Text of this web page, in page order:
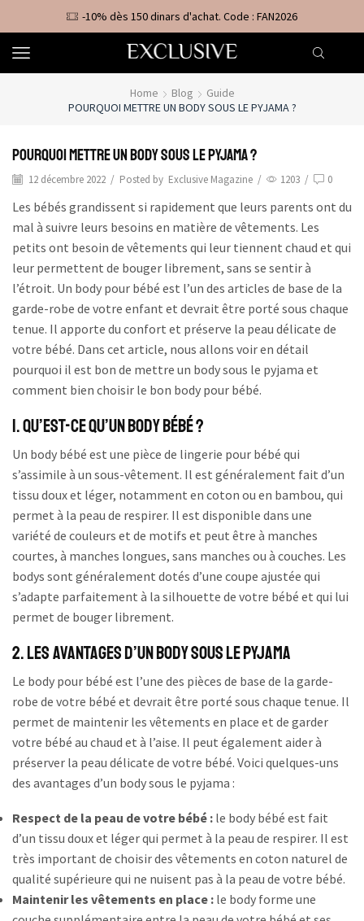
-10% dès 150 dinars d'achat. Code : FAN2026
Home Blog
Guide
POURQUOI METTRE UN BODY SOUS LE PYJAMA ?
Pourquoi mettre un body sous le pyjama ?
12 décembre 2022 / Posted by Exclusive Magazine / 1203 / 0
Les bébés grandissent si rapidement que leurs parents ont du
mal à suivre leurs besoins en matière de vêtements. Les
petits ont besoin de vêtements qui leur tiennent chaud et qui
leur permettent de bouger librement, sans se sentir à
l’étroit. Un body pour bébé est l’un des articles de base de la
garde-robe de votre enfant et devrait être porté sous chaque
tenue. Il apporte du confort et préserve la peau délicate de
votre bébé. Dans cet article, nous allons voir en détail
pourquoi il est bon de mettre un body sous le pyjama et
comment bien choisir le bon body pour bébé.
1. Qu’est-ce qu’un body bébé ?
Un body bébé est une pièce de lingerie pour bébé qui
s’assimile à un sous-vêtement. Il est généralement fait d’un
tissu doux et léger, notamment en coton ou en bambou, qui
permet à la peau de respirer. Il est disponible dans une
variété de couleurs et de motifs et peut être à manches
courtes, à manches longues, sans manches ou à couches. Les
bodys sont généralement dotés d’une coupe ajustée qui
s’adapte parfaitement à la silhouette de votre bébé et qui lui
permet de bouger librement.
2. Les avantages d’un body sous le pyjama
Le body pour bébé est l’une des pièces de base de la garde-
robe de votre bébé et devrait être porté sous chaque tenue. Il
permet de maintenir les vêtements en place et de garder
votre bébé au chaud et à l’aise. Il peut également aider à
préserver la peau délicate de votre bébé. Voici quelques-uns
des avantages d’un body sous le pyjama :
Respect de la peau de votre bébé : le body bébé est fait
d’un tissu doux et léger qui permet à la peau de respirer. Il est
très important de choisir des vêtements en coton naturel de
qualité supérieure qui ne nuisent pas à la peau de votre bébé.
Maintenir les vêtements en place : le body forme une